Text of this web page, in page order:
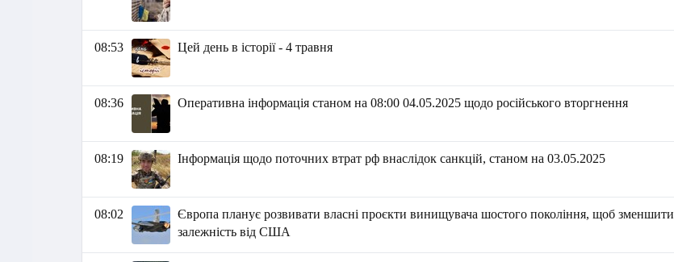
08:53 Цей день в історії - 4 травня
08:36 Оперативна інформація станом на 08:00 04.05.2025 щодо російського вторгнення
08:19 Інформація щодо поточних втрат рф внаслідок санкцій, станом на 03.05.2025
08:02
Європа планує розвивати власні проєкти винищувача шостого покоління, щоб зменшити
залежність від США